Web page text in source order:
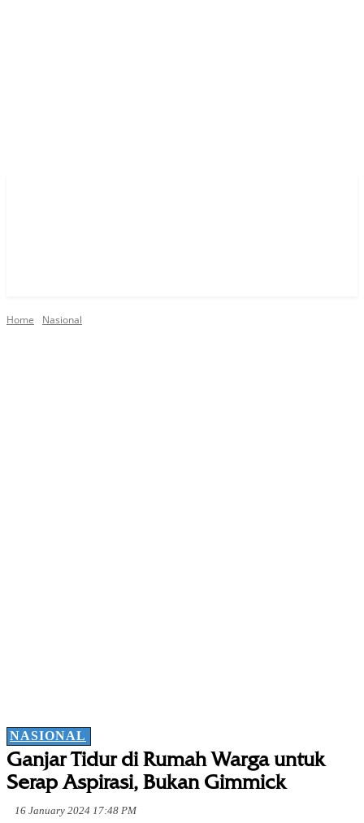
Home Nasional
NASIONAL
Ganjar Tidur di Rumah Warga untuk
Serap Aspirasi, Bukan Gimmick
16 January 2024 17:48 PM